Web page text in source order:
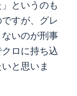
というのも
すが、グレ
いのが刑事
ロに持ち込
と思いま